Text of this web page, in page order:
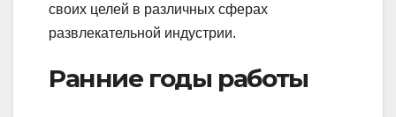
своих целей в различных сферах
развлекательной индустрии.
Ранние годы работы